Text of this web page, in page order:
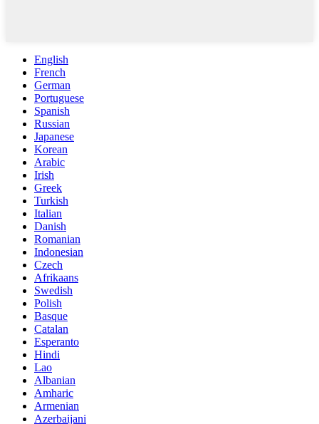
English
French
German
Portuguese
Spanish
Russian
Japanese
Korean
Arabic
Irish
Greek
Turkish
Italian
Danish
Romanian
Indonesian
Czech
Afrikaans
Swedish
Polish
Basque
Catalan
Esperanto
Hindi
Lao
Albanian
Amharic
Armenian
Azerbaijani